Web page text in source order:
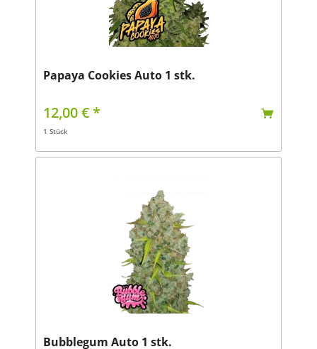
Papaya Cookies Auto 1 stk.
12,00 € *
1 Stück
Bubblegum Auto 1 stk.